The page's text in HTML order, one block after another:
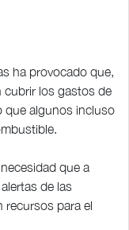
ha provocado que,
cubrir los gastos de
que algunos incluso
que a
de las
recursos para el